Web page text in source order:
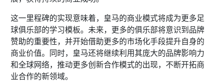
这一里程碑的实现意味着，皇马的商业模式将成为更多足
球俱乐部的学习模板。未来，更多的俱乐部将意识到品牌
赞助的重要性，并开始借助更多的市场化手段提升自身的
商业价值。同时，皇马还将继续利用其庞大的品牌影响力
和全球网络，推动更多创新合作模式的出现，不断开拓商
业合作的新领域。